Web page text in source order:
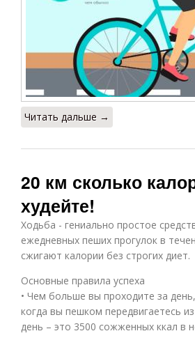
Читать дальше →
20 км сколько
худейте!
Ходьба - гениально простое
ежедневных пеших прогулок в
сжигают калории без строгих диет.
Основные правила успеха
• Чем больше вы проходите за
когда вы пешком передвигаетесь
день – это 3500 сожженных ккал в